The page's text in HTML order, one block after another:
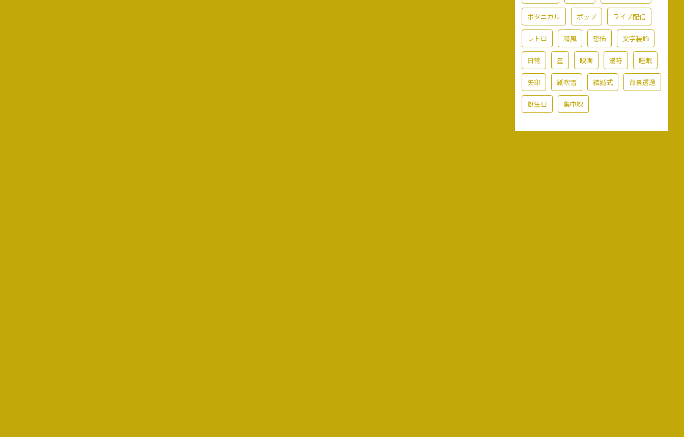
ボタニカル ポップ ライブ配信
レトロ 和風 恐怖 文字装飾
日常 星 映画 漫符 睡眠
矢印 紙吹雪 結婚式 背景透過
誕生日 集中線